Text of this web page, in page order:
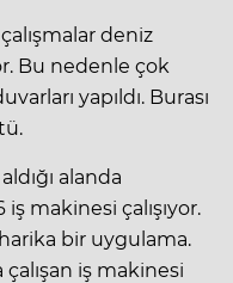
deniz
Bu nedenle çok
yapıldı. Burası
alanda
makinesi çalışıyor.
bir uygulama.
iş makinesi